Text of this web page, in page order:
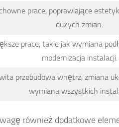
prace, poprawiające
dużych zmian.
prace, takie jak wymiana
modernizacja instalacji.
przebudowa wnętrz, zmiana
wymiana wszystkich
również dodatkowe